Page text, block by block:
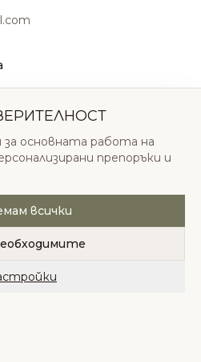
ООД. Всички права
Общи условия
основната работа на
препоръки и
всички